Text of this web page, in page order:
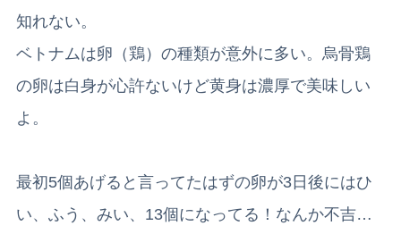
知れない。
ベトナムは卵（鶏）の種類が意外に多い。烏骨鶏
の卵は白身が心許ないけど黄身は濃厚で美味しい
よ。
最初5個あげると言ってたはずの卵が3日後にはひ
い、ふう、みい、13個になってる！ なんか不吉…